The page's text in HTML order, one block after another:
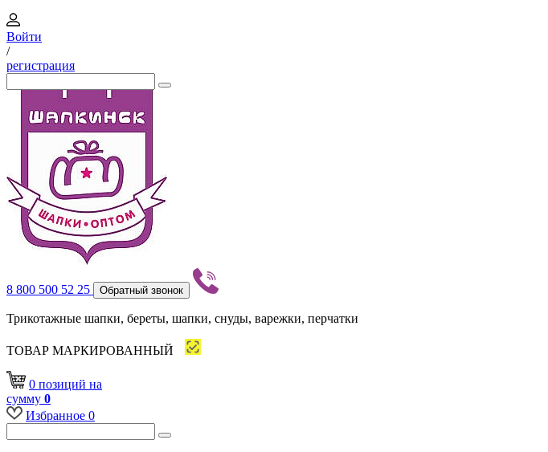
Войти
/
регистрация
8 800 500 52 25 Обратный звонок
Трикотажные шапки, береты, шапки, снуды, варежки, перчатки
ТОВАР МАРКИРОВАННЫЙ
0 позиций на
сумму 0
Избранное 0